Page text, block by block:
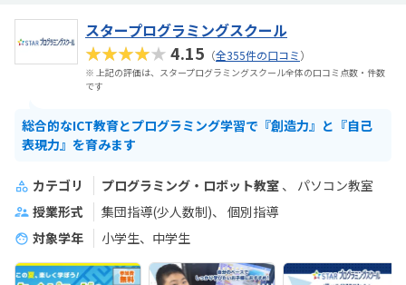
スタープログラミングスクール
★★★★★4.15 （全355件の口コミ）
※ 上記の評価は、スタープログラミングスクール全体の口コミ点数・件数
です
総合的なICT教育とプログラミング学習で『創造力』と『自己
表現力』を育みます
カテゴリ プログラミング・ロボット教室
パソコン教室
授業形式
集団指導(少人数制)
個別指導
対象学年
小学生、中学生